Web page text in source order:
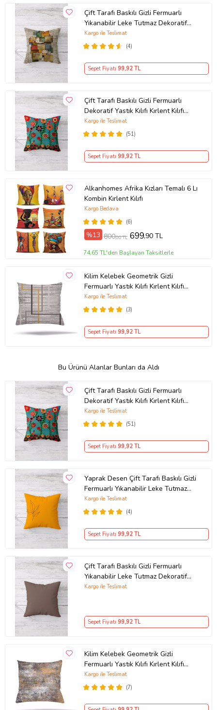
Çift Tarafı Baskılı Gizli Fermuarlı
Yıkanabilir Leke Tutmaz Dekoratif
Kırlent Kılıfı Yastık Kılıfı (Kum Beji)
(4)
Kargo ile Teslimat
Sepet Fiyatı 99,92 TL
Çift Tarafı Baskılı Gizli Fermuarlı
Dekoratif Yastık Kılıfı Kırlent Kılıfı
Koltuk Yastık Kılıfı (Turkuaz-Yeşil)
(51)
Kargo ile Teslimat
Sepet Fiyatı 99,92 TL
Alkanhomes Afrika Kızları Temalı 6 Lı
Kombin Kırlent Kılıfı
(6)
Kargo Bedava
%13 800,00 TL 699,90 TL
74,65 TL'den Başlayan Taksitlerle
Kilim Kelebek Geometrik Gizli
Fermuarlı Yastık Kılıfı Kırlent Kılıfı
(3)
Kargo ile Teslimat
Sepet Fiyatı 99,92 TL
Bu Ürünü Alanlar Bunları da Aldı
Çift Tarafı Baskılı Gizli Fermuarlı
Dekoratif Yastık Kılıfı Kırlent Kılıfı
Koltuk Yastık Kılıfı (Turkuaz-Yeşil)
(51)
Kargo ile Teslimat
Sepet Fiyatı 99,92 TL
Yaprak Desen Çift Tarafı Baskılı Gizli
Fermuarlı Yıkanabilir Leke Tutmaz
Dekoratif Kırlent Kılıfı (Turuncu)
(4)
Kargo ile Teslimat
Sepet Fiyatı 99,92 TL
Çift Tarafı Baskılı Gizli Fermuarlı
Yıkanabilir Leke Tutmaz Dekoratif
Kırlent Kılıfı Yastık Kılıfı (KAHVE)
Kargo ile Teslimat
Sepet Fiyatı 99,92 TL
Kilim Kelebek Geometrik Gizli
Fermuarlı Yastık Kılıfı Kırlent Kılıfı
(7)
Kargo ile Teslimat